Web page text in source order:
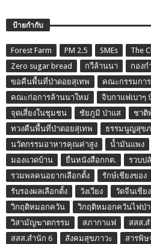
ป้ายกำกับ
Forest Farm PM 2.5 SMEs
The
Zero sugar bread
กวีล้านนา กองก
ขอคืนพื้นที่ป่าดอยสุเทพ
คณะกรรมกา
คณะก่อการล้านนาใหม่
จิบกาแฟเบาๆ
จุดเสี่ยงในชุมชน
ชัยภูมิ ป่าแส
ชาติ
ทวงคืนพื้นที่ป่าดอยสุเทพ
ธรรมนูญสุข
นวัตกรรมอาหารคุณค่าสูง
น้ำมันแพง
มองแวดบ้าน
ยื่นหนังสือกกต.
รวบป
รวมพลคนอยากเลือกตั้ง
รักษ์เชียงของ
รับรองผลเลือกตั้ง
วังเวียง วัดจีนเชีย
วิกฤติหมอกควัน
วิกฤติหมอกควันไฟป่า
วิสามัญฆาตกรรม
สภากาแฟ สสส.
สสส.สำนัก 6
สังคมสุขภาวะ สารพิษ